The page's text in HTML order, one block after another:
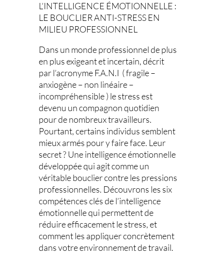
en milieu
profession
nel
L’INTELLIGENCE ÉMOTIONNELLE :
LE BOUCLIER ANTI-STRESS EN
MILIEU PROFESSIONNEL
Dans un monde professionnel de plus
en plus exigeant et incertain, décrit
par l’acronyme F.A.N.I ( fragile –
anxiogène – non linéaire –
incompréhensible ) le stress est
devenu un compagnon quotidien
pour de nombreux travailleurs.
Pourtant, certains individus semblent
mieux armés pour y faire face. Leur
secret ? Une intelligence émotionnelle
développée qui agit comme un
véritable bouclier contre les pressions
professionnelles. Découvrons les six
compétences clés de l’intelligence
émotionnelle qui permettent de
réduire efficacement le stress, et
comment les appliquer concrètement
dans votre environnement de travail.